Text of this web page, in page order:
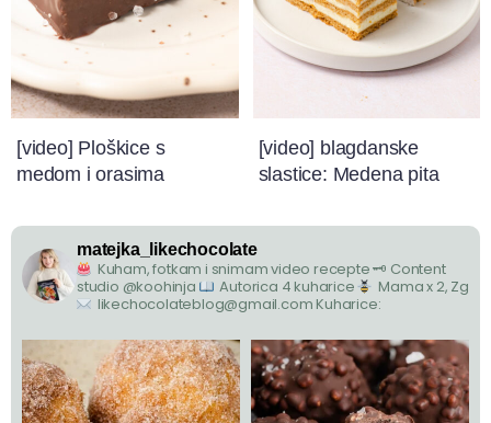
[video] Ploškice s
medom i orasima
[video] blagdanske
slastice: Medena pita
matejka_likechocolate
Kuham, fotkam i snimam video recepte🗝 Content
studio @koohinja
Autorica 4 kuharice
Mama x 2, Zg
likechocolateblog@gmail.com Kuharice: